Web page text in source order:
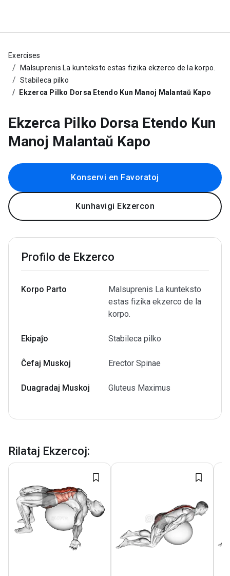
Exercises
Malsuprenis La kunteksto estas fizika ekzerco de la korpo.
Stabileca pilko
Ekzerca Pilko Dorsa Etendo Kun Manoj Malantaŭ Kapo
Ekzerca Pilko Dorsa Etendo Kun
Manoj Malantaŭ Kapo
Konservi en Favoratoj
Kunhavigi Ekzercon
Profilo de Ekzerco
Korpo Parto
Malsuprenis La kunteksto
estas fizika ekzerco de la
korpo.
Ekipaĵo Stabileca pilko
Ĉefaj Muskoj Erector Spinae
Duagradaj Muskoj Gluteus Maximus
Rilataj Ekzercoj: